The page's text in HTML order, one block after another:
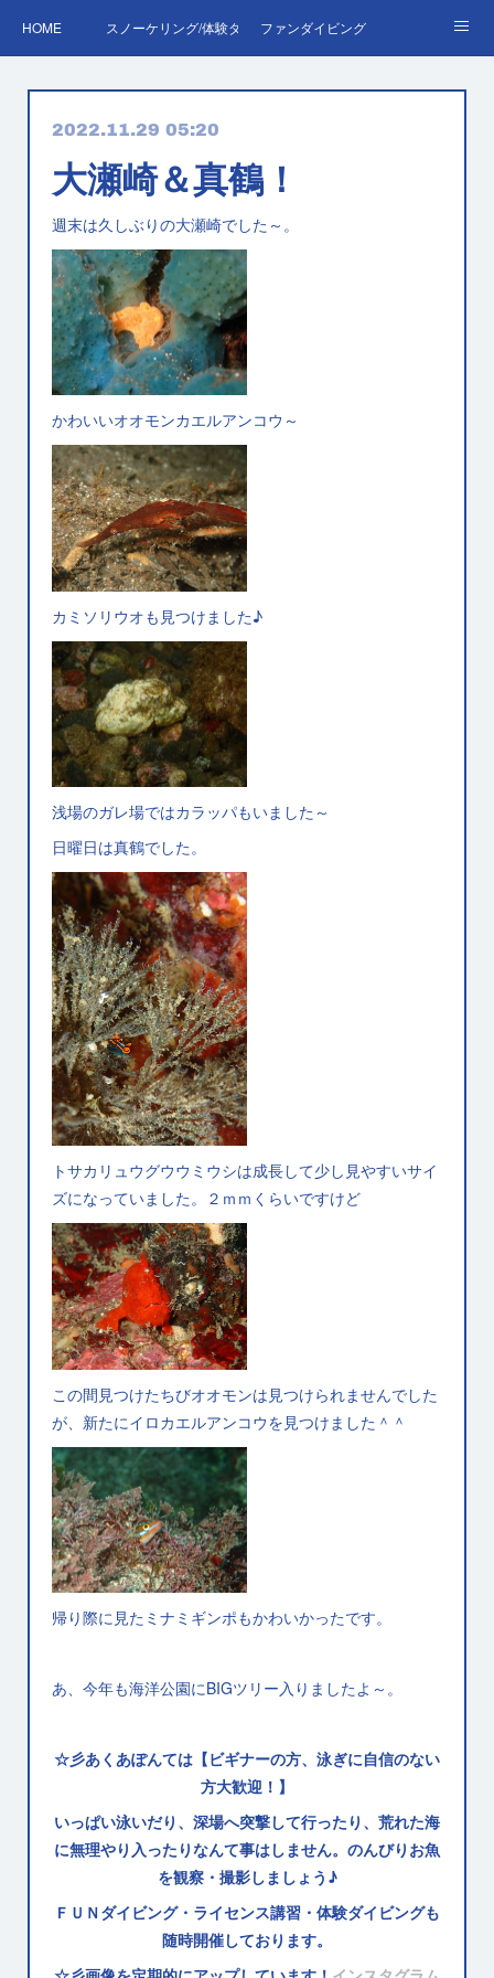
HOME スノーケリング/体験ダイビングファンダイビング
ダイビング・スキルアップレッスン｜プールで安心練習
AOW
プロへの第一歩！ダイブマスターご予約・お問い合わせ
2022.11.29 05:20
大瀬崎＆真鶴！
週末は久しぶりの大瀬崎でした～。
かわいいオオモンカエルアンコウ～
カミソリウオも見つけました♪
浅場のガレ場ではカラッパもいました～
日曜日は真鶴でした。
トサカリュウグウウミウシは成長して少し見やすいサイ
ズになっていました。２ｍｍくらいですけど
この間見つけたちびオオモンは見つけられませんでした
が、新たにイロカエルアンコウを見つけました＾＾
帰り際に見たミナミギンポもかわいかったです。
あ、今年も海洋公園にBIGツリー入りましたよ～。
☆彡あくあぽんては【ビギナーの方、泳ぎに自信のない
方大歓迎！】
いっぱい泳いだり、深場へ突撃して行ったり、荒れた海
に無理やり入ったりなんて事はしません。のんびりお魚
を観察・撮影しましょう♪
ＦＵＮダイビング・ライセンス講習・体験ダイビングも
随時開催しております。